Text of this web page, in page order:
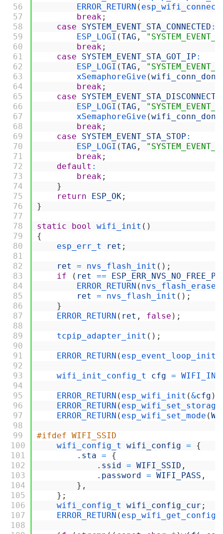
56
57
58
59
60
61
62
63
64
65
66
67
68
69
70
71
72
73
74
75
76
77
78
79
80
81
82
83
84
85
86
87
88
89
90
91
92
93
94
95
96
97
98
99
100
101
102
103
104
105
106
107
108
ERROR_RETURN ( esp_wifi_connect
break;
case
SYSTEM_EVENT_STA_CONNECTED :
ESP_LOGI (TAG ,
break;
case
SYSTEM_EVENT_STA_GOT_IP :
ESP_LOGI (TAG ,
xSemaphoreGive (wifi_conn_done
break;
case
ESP_LOGI (TAG ,
xSemaphoreGive (wifi_conn_done
break;
case
SYSTEM_EVENT_STA_STOP :
ESP_LOGI (TAG ,
break;
default :
break;
}
return
ESP_OK;
}
static bool wifi_init ( )
{
esp_err_t
ret ;
ret = nvs_flash_init ( ) ;
if
( ret ==
ERROR_RETURN ( nvs_flash_erase
ret
= nvs_flash_init ( ) ;
}
ERROR_RETURN ( ret , false ) ;
tcpip_adapter_init ( ) ;
ERROR_RETURN ( esp_event_loop_init
wifi_init_config_t cfg =
ERROR_RETURN ( esp_wifi_init (&cfg )
ERROR_RETURN ( esp_wifi_set_storage
ERROR_RETURN ( esp_wifi_set_mode (
#ifdef WIFI_SSID
wifi_config_t wifi_config =
{
. sta =
{
. ssid = WIFI_SSID ,
. password = WIFI_PASS ,
} ,
} ;
wifi_config_t wifi_config_cur ;
ERROR_RETURN ( esp_wifi_get_config